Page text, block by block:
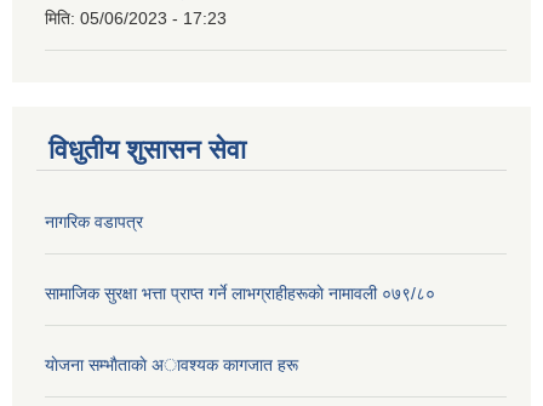
मिति: 05/06/2023 - 17:23
विधुतीय शुसासन सेवा
नागरिक वडापत्र
सामाजिक सुरक्षा भत्ता प्राप्त गर्ने लाभग्राहीहरूकाे नामावली ०७९/८०
याेजना सम्भाैताकाे अावश्यक कागजात हरू